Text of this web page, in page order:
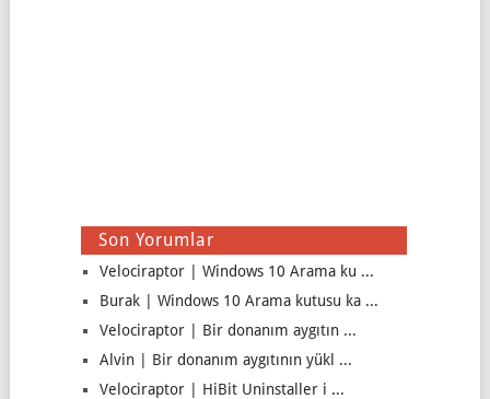
Son Yorumlar
Velociraptor | Windows 10 Arama ku ...
Burak | Windows 10 Arama kutusu ka ...
Velociraptor | Bir donanım aygıtın ...
Alvin | Bir donanım aygıtının yükl ...
Velociraptor | HiBit Uninstaller i ...